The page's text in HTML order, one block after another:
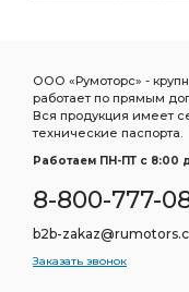
ООО «Румоторс» -
работает по прямым
Вся продукция имеет
технические паспорта.
Работаем ПН-ПТ c 8:00
8-800-777-
b2b-
Заказать звонок